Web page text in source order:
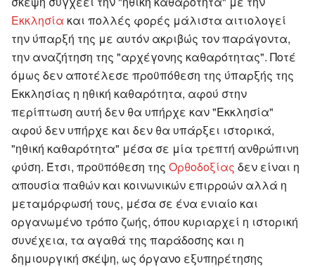
Εκκλησία και πολλές φορές μάλιστα αιτιολογεί
την ύπαρξή της με αυτόν ακριβώς τον παράγοντα,
την αναζήτηση της "αρχέγονης καθαρότητας". Ποτέ
όμως δεν αποτέλεσε προϋπόθεση της ύπαρξής της
Εκκλησίας η ηθική καθαρότητα, αφού στην
περίπτωση αυτή δεν θα υπήρχε καν "Εκκλησία"
αφού δεν υπήρχε και δεν θα υπάρξει ιστορικά,
"ηθική καθαρότητα" μέσα σε μία τρεπτή ανθρώπινη
φύση. Έτσι, προϋπόθεση της Ορθοδοξίας δεν είναι η
απουσία παθών και κοινωνικών επιρροών αλλά η
μεταμόρφωσή τους, μέσα σε ένα ενιαίο και
οργανωμένο τρόπο ζωής, όπου κυριαρχεί η ιστορική
συνέχεια, τα αγαθά της παράδοσης και η
δημιουργική σκέψη, ως όργανο εξυπηρέτησης